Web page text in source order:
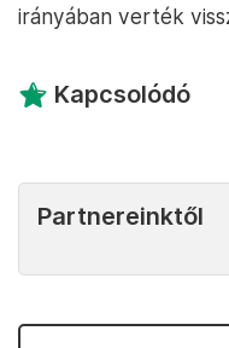
irányában verték
Kapcsolódó
Partnereinktől